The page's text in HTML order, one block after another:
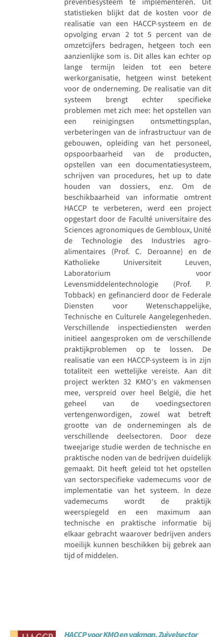
statistieken blijkt dat de kosten voor de
realisatie van een HACCP-systeem en de
opvolging ervan 2 tot 5 percent van de
omzetcijfers bedragen, hetgeen toch een
aanzienlijke som is. Dit alles kan echter op
lange termijn leiden tot een betere
werkorganisatie, hetgeen winst betekent
voor de onderneming. De realisatie van dit
systeem brengt echter specifieke
problemen met zich mee: het opstellen van
een reinigingsen ontsmettingsplan,
verbeteringen van de infrastructuur van de
gebouwen, opleiding van het personeel,
opspoorbaarheid van de producten,
opstellen van een documentatiesysteem,
schrijven van procedures, het up to date
houden van dossiers, enz. Om de
beschikbaarheid van informatie omtrent
HACCP te verbeteren, werd een project
opgestart door de Faculté universitaire des
Sciences agronomiques de Gembloux, Unité
de Technologie des Industries agro-
alimentaires (Prof. C. Deroanne) en de
Katholieke Universiteit Leuven,
Laboratorium voor
Levensmiddelentechnologie (Prof. P.
Tobback) en gefinancierd door de Federale
Diensten voor Wetenschappelijke,
Technische en Culturele Aangelegenheden.
Verschillende inspectiediensten werden
initieel aangesproken om de verschillende
praktijkproblemen op te lossen. De
realisatie van een HACCP-systeem is in zijn
totaliteit een wettelijke vereiste. Aan dit
project werkten 32 KMO's en vakmensen
mee, verspreid over heel België, die het
geheel van de voedingsectoren
vertengenwordigen, zowel wat betreft
grootte van de ondernemingen als de
verschillende deelsectoren. Door deze
tweejarige studie werden de technische en
praktische noden van de bedrijven duidelijk
gemaakt. Dit heeft geleid tot het opstellen
van sectorspecifieke vademecums voor de
implementatie van het systeem. In deze
vademecums wordt de praktijk
weerspiegeld en een maximum aan
technische en praktische informatie bij
elkaar gebracht waarover bedrijven anders
moeilijk kunnen beschikken bij gebrek aan
tijd of middelen.